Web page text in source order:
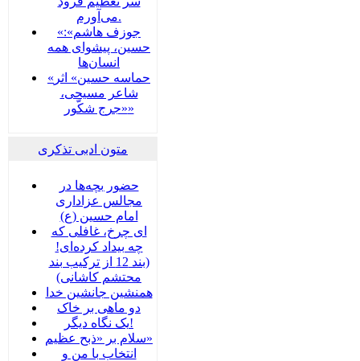
می‌آورم.
«جوزف هاشم»:
حسین، پیشوای همه
انسان‌ها
«حماسه حسین» اثر
شاعر مسیحی،
«جرج شکّور»
متون ادبی تذکری
حضور بچه‌‌‌ها در
مجالس عزاداری
امام حسین (ع)
ای چرخ، غافلی که
چه بیداد کرده‌ای!
(بند 12 از ترکیب بند
محتشم کاشانی)
همنشین جانشین خدا
دو ماهی بر خاک
یک نگاه دیگر!
سلام بر «ذبح عظیم»
انتخاب با من و